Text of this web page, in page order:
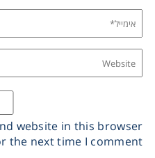
website in this browser
the next time I comment.